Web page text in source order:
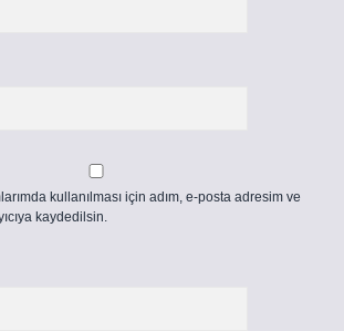
kullanılması için adım, e-posta adresim ve
kaydedilsin.